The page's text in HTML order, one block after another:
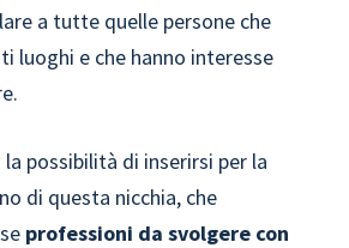
a tutte quelle persone che
luoghi e che hanno interesse
la possibilità di inserirsi per la
di questa nicchia, che
professioni da svolgere con